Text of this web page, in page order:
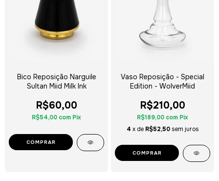
Bico Reposição Narguile
Sultan Miid Milk Ink
R$60,00
R$54,00 com Pix
Vaso Reposição - Special
Edition - WolverMiid
R$210,00
R$189,00 com Pix
4 x de R$52,50 sem juros